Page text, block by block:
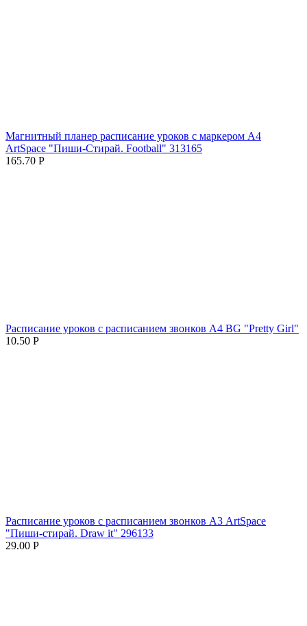
Магнитный планер расписание уроков с маркером А4
ArtSpace "Пиши-Стирай. Football" 313165
165.70 Р
Расписание уроков с расписанием звонков А4 BG "Pretty Girl"
10.50 Р
Расписание уроков с расписанием звонков А3 ArtSpace
"Пиши-стирай. Draw it" 296133
29.00 Р